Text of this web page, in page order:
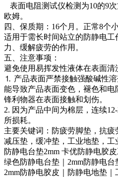
表面电阻测试仪检测为10的9
欧姆。
四、保质期：16个月。正常8个
适用于需长时间站立的防静电
力、缓解疲劳的作用。
五、注意事项：
避免使用易挥发性液体在表面清
⒈ 产品表面严禁接触强酸碱性
能导致产品表面变色，褪色和
锋利物器在表面接触和划伤。
2. 因为产品中间为棉层，连续
所损耗。
主要关键词：防疲劳脚垫，抗疲
减压垫，缓冲垫，工业地垫，工
防静电台垫2mm 卡优防静电胶
绿色防静电台垫｜2mm防静电台
2mm防静电胶皮｜防静电地垫